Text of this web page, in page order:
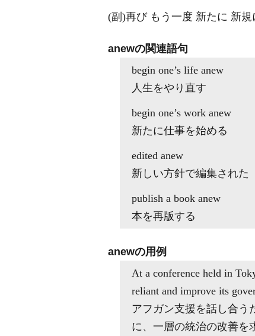
(副)再び もう一度 新たに 新
anewの関連語句
begin one’s life anew
人生をやり直す
begin one’s work anew
新たに仕事を始める
edited anew
新しい方針で編集された
publish a book anew
本を再版する
anewの用例
At a conference held in
reliant and improve its
アフガン支援を話し合う
に、一層の統治の改善を